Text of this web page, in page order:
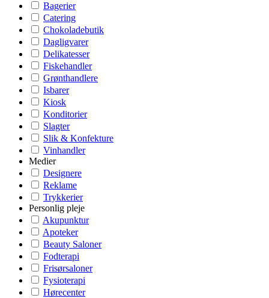
Bagerier
Catering
Chokoladebutik
Dagligvarer
Delikatesser
Fiskehandler
Grønthandlere
Isbarer
Kiosk
Konditorier
Slagter
Slik & Konfekture
Vinhandler
Medier
Designere
Reklame
Trykkerier
Personlig pleje
Akupunktur
Apoteker
Beauty Saloner
Fodterapi
Frisørsaloner
Fysioterapi
Hørecenter